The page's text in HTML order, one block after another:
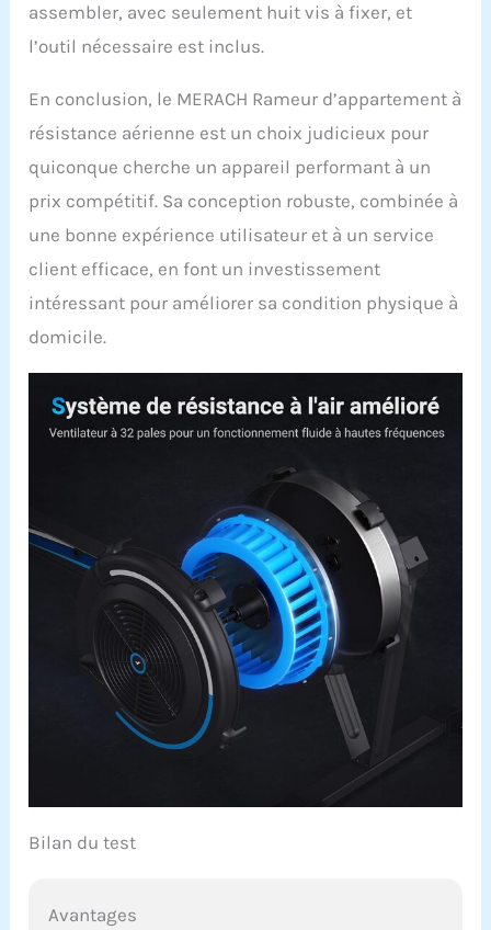
assembler, avec seulement huit vis à fixer, et
l’outil nécessaire est inclus.
En conclusion, le MERACH Rameur d’appartement à
résistance aérienne est un choix judicieux pour
quiconque cherche un appareil performant à un
prix compétitif. Sa conception robuste, combinée à
une bonne expérience utilisateur et à un service
client efficace, en font un investissement
intéressant pour améliorer sa condition physique à
domicile.
Bilan du test
Avantages